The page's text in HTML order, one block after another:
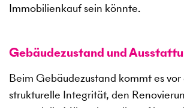
Immobilienkauf sein könnte.
Gebäudezustand und
Beim Gebäudezustand kommt es
strukturelle Integrität, den